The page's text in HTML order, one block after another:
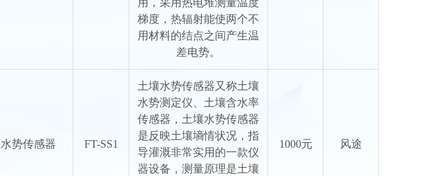
用，采用热电堆测量温度
梯度，热辐射能使两个不
用材料的结点之间产生温
差电势。
势传感器 FT-SS1
土壤水势传感器又称土壤
水势测定仪、土壤含水率
传感器，土壤水势传感器
是反映土壤墒情状况，指
导灌溉非常实用的一款仪
器设备，测量原理是土壤
1000元 风途